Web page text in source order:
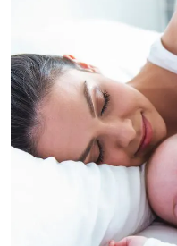
website goed, terwijl
de analytische
cookies ons helpen
om de website te
verbeteren. Via de
marketing cookies
kunnen we jouw
interactie met ons
binnen en buiten
onze website te
volgen. Dat doen we
legitiem en belangrijk,
anoniem. Meer